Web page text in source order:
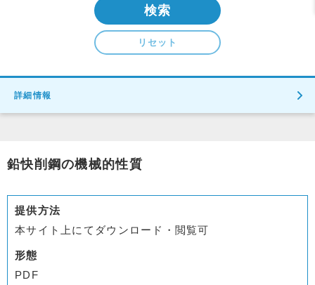
検索
リセット
詳細情報
鉛快削鋼の機械的性質
提供方法
本サイト上にてダウンロード・閲覧可
形態
PDF